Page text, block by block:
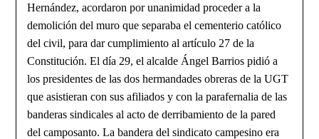
Hernández, acordaron por unanimidad proceder a la
demolición del muro que separaba el cementerio católico
del civil, para dar cumplimiento al artículo 27 de la
Constitución. El día 29, el alcalde Ángel Barrios pidió a
los presidentes de las dos hermandades obreras de la UGT
que asistieran con sus afiliados y con la parafernalia de las
banderas sindicales al acto de derribamiento de la pared
del camposanto. La bandera del sindicato campesino era